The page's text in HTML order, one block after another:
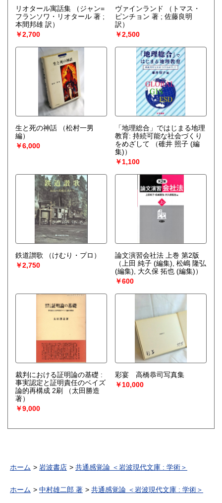
リオタール寓話集
（ジャン=
フランソワ・リオタール 著 ;
本間邦雄 訳）
￥2,700
ヴァインランド
（トマス・
ピンチョン 著 ; 佐藤良明
訳）
￥2,500
生と死の神話
（松村一男
編）
￥6,000
「地理総合」ではじまる地理
教育: 持続可能な社会づくり
をめざして
（碓井 照子 (編
集)）
￥1,100
鉄道讃歌
（けむり・プロ）
￥2,750
論文演習会社法 上巻 第2版
（上田 純子 (編集), 松嶋 隆弘
(編集), 大久保 拓也 (編集)）
￥600
裁判における証明論の基礎 :
事実認定と証明責任のベイズ
論的再構成 2刷
（太田勝造
著）
￥9,000
彩宴 高橋恭司写真集
￥10,000
ホーム 岩波書店 共通感覚論 ＜岩波現代文庫 : 学術＞
ホーム 中村雄二郎 著 共通感覚論 ＜岩波現代文庫 : 学術＞